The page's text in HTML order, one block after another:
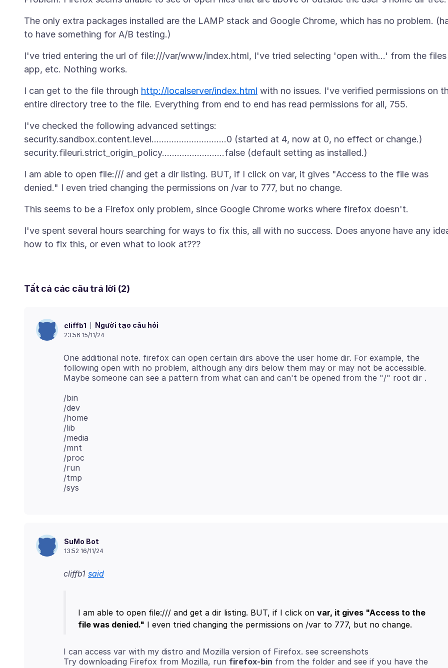
The only extra packages installed are the LAMP stack and Google Chrome, which has no problem.
I've tried entering the url of file:///var/www/index.html, I've tried selecting 'open with...' from the files
I can get to the file through http://localserver/index.html with no issues. I've verified permissions on
I've checked the following advanced settings:
security.sandbox.content.level..............................0 (started at 4, now at 0, no effect or change.)
I am able to open file:/// and get a dir listing. BUT, if I click on var, it gives "Access to the file was
I've spent several hours searching for ways to fix this, all with no success. Does anyone have any
Tất cả các câu trả lời (2)
cliffb1 Người tạo câu hỏi
23:56 15/11/24
One additional note. firefox can open certain dirs above the user home dir. For example, the
following open with no problem, although any dirs below them may or may not be accessible.
/bin
/dev
/home
/lib
/media
/mnt
/proc
/run
/tmp
SuMo Bot
13:52 16/11/24
cliffb1 said
I am able to open file:/// and get a dir listing. BUT, if I click on var, it gives "Access to the
file was denied."
I can access var with my distro and Mozilla version of Firefox. see screenshots
Try downloading Firefox from Mozilla, run firefox-bin from the folder and see if you have the